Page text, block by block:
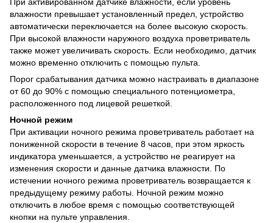
влажности превышает установленный предел, устройство
автоматически переключается на более высокую скорость.
При высокой влажности наружного воздуха проветриватель
также может увеличивать скорость. Если необходимо, датчик
можно временно отключить с помощью пульта.
Порог срабатывания датчика можно настраивать в диапазоне
от 60 до 90% с помощью специального потенциометра,
расположенного под лицевой решеткой.
Ночной режим
При активации ночного режима проветриватель работает на
пониженной скорости в течение 8 часов, при этом яркость
индикатора уменьшается, а устройство не реагирует на
изменения скорости и данные датчика влажности. По
истечении ночного режима проветриватель возвращается к
предыдущему режиму работы. Ночной режим можно
отключить в любое время с помощью соответствующей
кнопки на пульте управления.